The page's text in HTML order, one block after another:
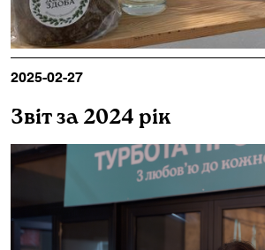
2025-02-27
Звіт за 2024 рік